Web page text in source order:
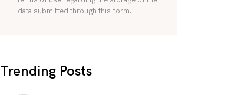
data submitted through this form.
Trending Posts